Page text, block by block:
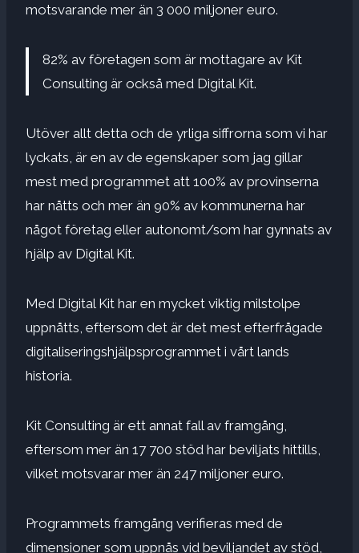
motsvarande mer än 3 000 miljoner euro.
82% av företagen som är mottagare av Kit
Consulting är också med Digital Kit.
Utöver allt detta och de yrliga siffrorna som vi har
lyckats, är en av de egenskaper som jag gillar
mest med programmet att 100% av provinserna
har nåtts och mer än 90% av kommunerna har
något företag eller autonomt/som har gynnats av
hjälp av Digital Kit.
Med Digital Kit har en mycket viktig milstolpe
uppnåtts, eftersom det är det mest efterfrågade
digitaliseringshjälpsprogrammet i vårt lands
historia.
Kit Consulting är ett annat fall av framgång,
eftersom mer än 17 700 stöd har beviljats ​​hittills,
vilket motsvarar mer än 247 miljoner euro.
Programmets framgång verifieras med de
dimensioner som uppnås vid beviljandet av stöd,